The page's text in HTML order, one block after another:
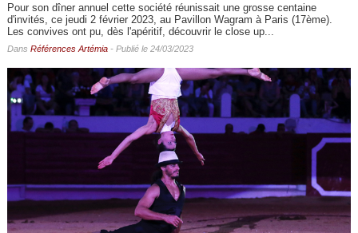
Pour son dîner annuel cette société réunissait une grosse centaine
d'invités, ce jeudi 2 février 2023, au Pavillon Wagram à Paris (17ème).
Les convives ont pu, dès l'apéritif, découvrir le close up...
Dans Références Artémia- Publié le 24/03/2023